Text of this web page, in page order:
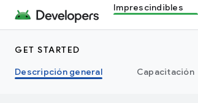
Imprescindibles
GET STARTED
Descripción general
Capacitación